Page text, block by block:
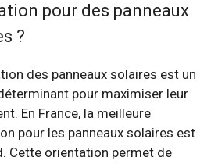
pour des panneaux
?
des panneaux solaires est un
pour maximiser leur
En France, la meilleure
pour les panneaux solaires est
Cette orientation permet de